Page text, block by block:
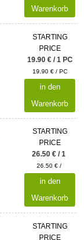
Warenkorb
STARTING
PRICE
19.90 € / 1 PC
19.90 € / PC
in den
Warenkorb
STARTING
PRICE
26.50 € / 1
26.50 € /
in den
Warenkorb
STARTING
PRICE